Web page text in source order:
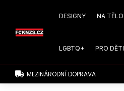
DESIGNY NA TĚLO
LGBTQ+ PRO DĚTI
 MEZINÁRODNÍ DOPRAVA